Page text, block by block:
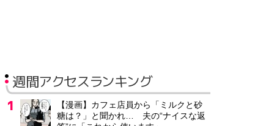
週間アクセスランキング
【漫画】カフェ店員から「ミルクと砂
糖は？」と聞かれ… 夫の“ナイスな返